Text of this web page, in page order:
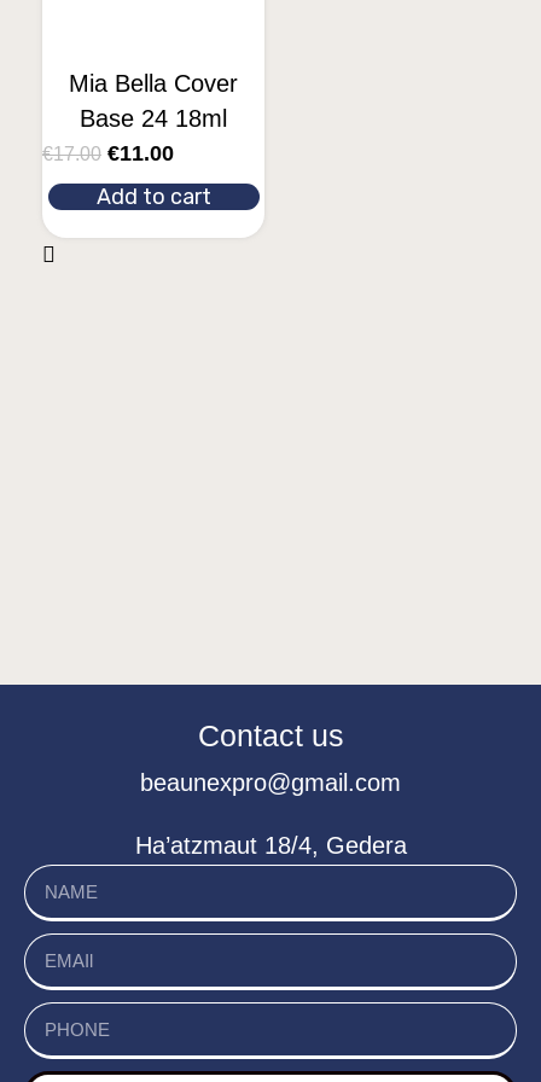
Mia Bella Cover
Base 24 18ml
€17.00 €11.00
Add to cart
Contact us
beaunexpro@gmail.com
Ha’atzmaut 18/4, Gedera